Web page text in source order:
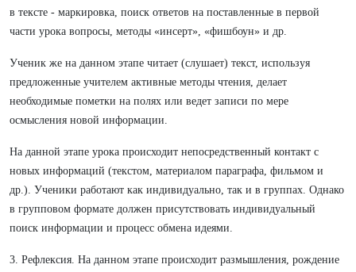
в тексте - маркировка, поиск ответов на поставленные в первой
части урока вопросы, методы «инсерт», «фишбоун» и др.
Ученик же на данном этапе читает (слушает) текст, используя
предложенные учителем активные методы чтения, делает
необходимые пометки на полях или ведет записи по мере
осмысления новой информации.
На данной этапе урока происходит непосредственный контакт с
новых информаций (текстом, материалом параграфа, фильмом и
др.). Ученики работают как индивидуально, так и в группах. Однако
в групповом формате должен присутствовать индивидуальный
поиск информации и процесс обмена идеями.
3. Рефлексия. На данном этапе происходит размышления, рождение